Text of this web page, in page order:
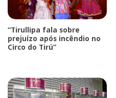
“Tirullipa fala sobre
prejuízo após incêndio no
Circo do Tirú”